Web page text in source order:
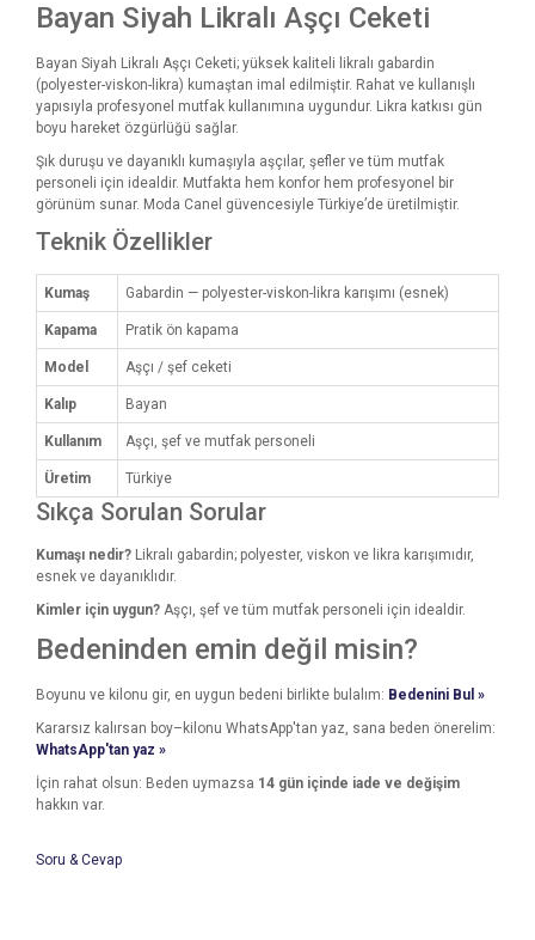
Bayan Siyah Likralı Aşçı Ceketi
Bayan Siyah Likralı Aşçı Ceketi; yüksek kaliteli likralı gabardin
(polyester-viskon-likra) kumaştan imal edilmiştir. Rahat ve kullanışlı
yapısıyla profesyonel mutfak kullanımına uygundur. Likra katkısı gün
boyu hareket özgürlüğü sağlar.
Şık duruşu ve dayanıklı kumaşıyla aşçılar, şefler ve tüm mutfak
personeli için idealdir. Mutfakta hem konfor hem profesyonel bir
görünüm sunar. Moda Canel güvencesiyle Türkiye’de üretilmiştir.
Teknik Özellikler
Kumaş Gabardin — polyester-viskon-likra karışımı (esnek)
Kapama Pratik ön kapama
Model Aşçı / şef ceketi
Kalıp Bayan
Kullanım Aşçı, şef ve mutfak personeli
Üretim Türkiye
Sıkça Sorulan Sorular
Kumaşı nedir? Likralı gabardin; polyester, viskon ve likra karışımıdır,
esnek ve dayanıklıdır.
Kimler için uygun? Aşçı, şef ve tüm mutfak personeli için idealdir.
Bedeninden emin değil misin?
Boyunu ve kilonu gir, en uygun bedeni birlikte bulalım: Bedenini Bul »
Kararsız kalırsan boy–kilonu WhatsApp'tan yaz, sana beden önerelim:
WhatsApp'tan yaz »
İçin rahat olsun: Beden uymazsa 14 gün içinde iade ve değişim
hakkın var.
Soru & Cevap